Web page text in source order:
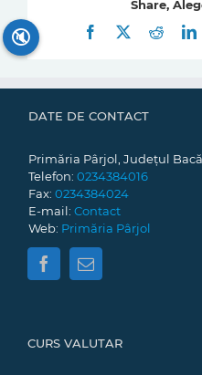
Share,
Facebook
Reddit
DATE DE CONTACT
Primăria Pârjol, Județul
Telefon: 0234384016
Fax: 0234384024
E-mail: Contact
Web: Primăria Pârjol
CURS VALUTAR
🔇